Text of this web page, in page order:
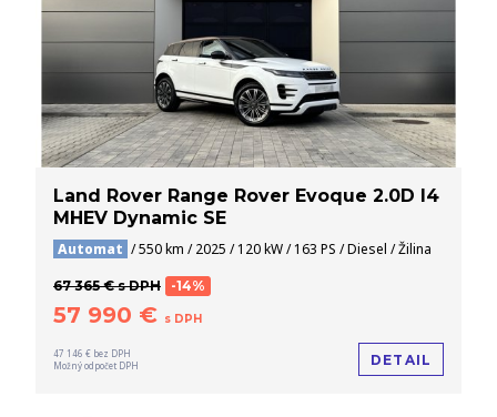
Land Rover Range Rover Evoque 2.0D I4
MHEV Dynamic SE
Automat / 550 km / 2025 / 120 kW / 163 PS / Diesel / Žilina
67 365 € s DPH -14%
57 990 € s DPH
47 146 € bez DPH
Možný odpočet DPH
DETAIL